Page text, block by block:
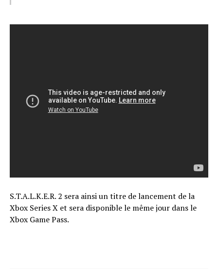
S.T.A.L.K.E.R. 2 sera ainsi un titre de lancement de la
Xbox Series X et sera disponible le même jour dans le
Xbox Game Pass.